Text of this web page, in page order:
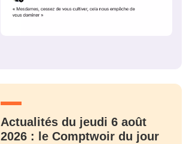
Actualités du jeudi 6 août
2026 : le Comptwoir du jour
PASSWORD*
tweets